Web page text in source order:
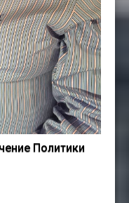
Политики